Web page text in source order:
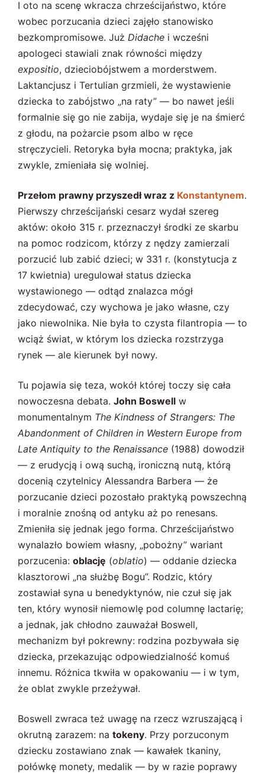
I oto na scenę wkracza chrześcijaństwo, które
wobec porzucania dzieci zajęło stanowisko
bezkompromisowe. Już Didache i wcześni
apologeci stawiali znak równości między
expositio, dzieciobójstwem a morderstwem.
Laktancjusz i Tertulian grzmieli, że wystawienie
dziecka to zabójstwo „na raty” — bo nawet jeśli
formalnie się go nie zabija, wydaje się je na śmierć
z głodu, na pożarcie psom albo w ręce
stręczycieli. Retoryka była mocna; praktyka, jak
zwykle, zmieniała się wolniej.
Przełom prawny przyszedł wraz z Konstantynem.
Pierwszy chrześcijański cesarz wydał szereg
aktów: około 315 r. przeznaczył środki ze skarbu
na pomoc rodzicom, którzy z nędzy zamierzali
porzucić lub zabić dzieci; w 331 r. (konstytucja z
17 kwietnia) uregulował status dziecka
wystawionego — odtąd znalazca mógł
zdecydować, czy wychowa je jako własne, czy
jako niewolnika. Nie była to czysta filantropia — to
wciąż świat, w którym los dziecka rozstrzyga
rynek — ale kierunek był nowy.
Tu pojawia się teza, wokół której toczy się cała
nowoczesna debata. John Boswell w
monumentalnym The Kindness of Strangers: The
Abandonment of Children in Western Europe from
Late Antiquity to the Renaissance (1988) dowodził
— z erudycją i ową suchą, ironiczną nutą, którą
docenią czytelnicy Alessandra Barbera — że
porzucanie dzieci pozostało praktyką powszechną
i moralnie znośną od antyku aż po renesans.
Zmieniła się jednak jego forma. Chrześcijaństwo
wynalazło bowiem własny, „pobożny” wariant
porzucenia: oblację (oblatio) — oddanie dziecka
klasztorowi „na służbę Bogu”. Rodzic, który
zostawiał syna u benedyktynów, nie czuł się jak
ten, który wynosił niemowlę pod columnę lactarię;
a jednak, jak chłodno zauważał Boswell,
mechanizm był pokrewny: rodzina pozbywała się
dziecka, przekazując odpowiedzialność komuś
innemu. Różnica tkwiła w opakowaniu — i w tym,
że oblat zwykle przeżywał.
Boswell zwraca też uwagę na rzecz wzruszającą i
okrutną zarazem: na tokeny. Przy porzuconym
dziecku zostawiano znak — kawałek tkaniny,
połówkę monety, medalik — by w razie poprawy